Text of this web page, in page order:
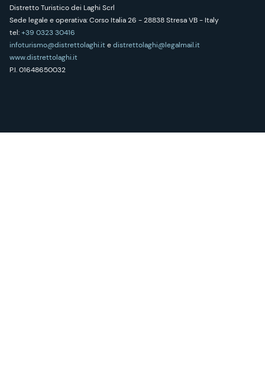
Distretto Turistico dei Laghi Scrl
Sede legale e operativa: Corso Italia 26 - 28838 Stresa VB - Italy
tel:+39 0323 30416
infoturismo@distrettolaghi.itedistrettolaghi@legalmail.it
www.distrettolaghi.it
P.I. 01648650032